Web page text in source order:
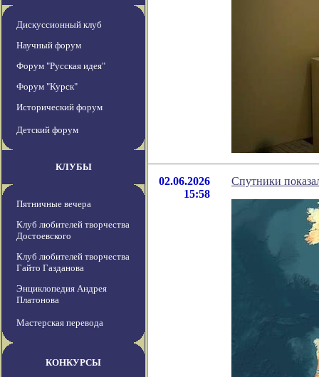
Дискуссионный клуб
Научный форум
Форум "Русская идея"
Форум "Курск"
Исторический форум
Детский форум
КЛУБЫ
Пятничные вечера
Клуб любителей творчества
Достоевского
Клуб любителей творчества
Гайто Газданова
Энциклопедия Андрея
Платонова
Мастерская перевода
КОНКУРСЫ
02.06.2026
15:58
Спутники